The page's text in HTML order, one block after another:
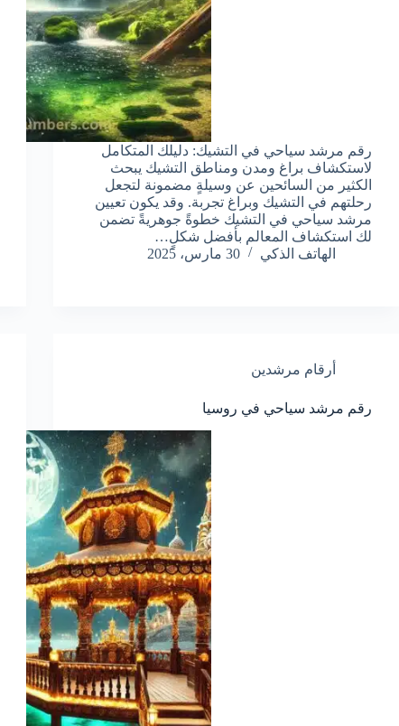
رقم مرشد سياحي في التشيك: دليلك المتكامل
لاستكشاف براغ ومدن ومناطق التشيك يبحث
الكثير من السائحين عن وسيلةٍ مضمونة لتجعل
رحلتهم في التشيك وبراغ تجربة. وقد يكون تعيين
مرشد سياحي في التشيك خطوةً جوهريةً تضمن
لك استكشاف المعالم بأفضل شكلٍ…
الهاتف الذكي
30 مارس، 2025
أرقام مرشدين
رقم مرشد سياحي في روسيا